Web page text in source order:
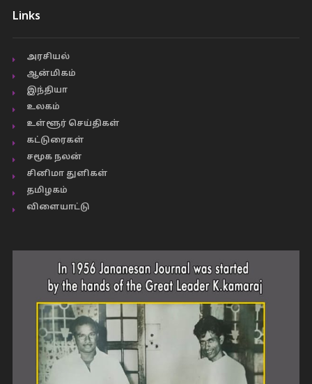
Links
அரசியல்
ஆன்மிகம்
இந்தியா
உலகம்
உள்ளூர் செய்திகள்
கட்டுரைகள்
சமூக நலன்
சினிமா துளிகள்
தமிழகம்
விளையாட்டு